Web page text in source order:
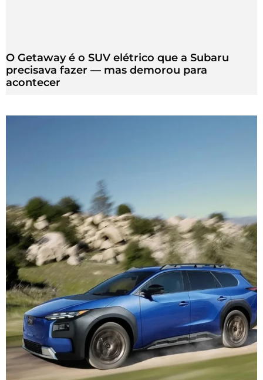
O Getaway é o SUV elétrico que a Subaru
precisava fazer — mas demorou para
acontecer